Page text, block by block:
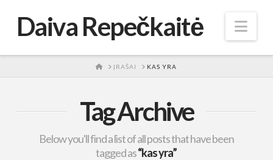
Daiva Repečkaitė
HOMEĮRAŠAI KAS YRA
Tag Archive
Below you'll find a list of all posts that have been
tagged as“kas yra”